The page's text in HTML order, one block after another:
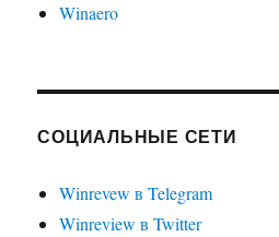
Winaero
СОЦИАЛЬНЫЕ СЕТИ
Winrevew в Telegram
Winreview в Twitter